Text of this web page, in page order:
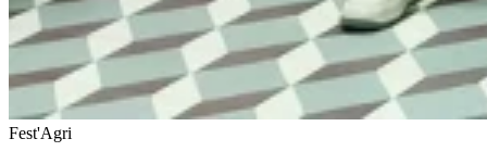
Fest'Agri